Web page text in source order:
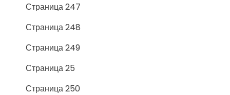
Страница 247
Страница 248
Страница 249
Страница 25
Страница 250